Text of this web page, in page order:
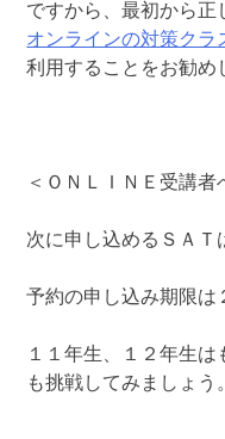
ですから、最初から正
オンラインの対策クラ
利用することをお勧め
＜ＯＮＬＩＮＥ受講者
次に申し込めるＳＡＴ
予約の申し込み期限は
１１年生、１２年生
も挑戦してみましょう